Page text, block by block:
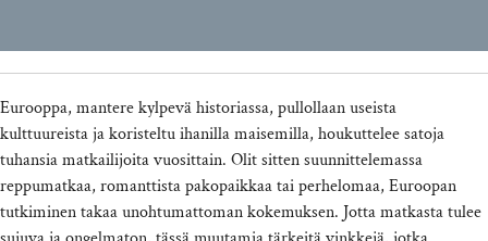
Eurooppa, mantere kylpevä historiassa, pullollaan useista
kulttuureista ja koristeltu ihanilla maisemilla, houkuttelee satoja
tuhansia matkailijoita vuosittain. Olit sitten suunnittelemassa
reppumatkaa, romanttista pakopaikkaa tai perhelomaa, Euroopan
tutkiminen takaa unohtumattoman kokemuksen. Jotta matkasta tulee